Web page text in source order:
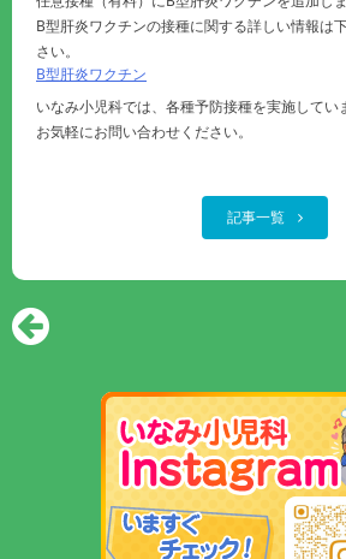
B型肝炎ワクチンの接種に関する詳しい情報は
さい。
B型肝炎ワクチン
いなみ小児科では、各種予防接種を実施してい
お気軽にお問い合わせください。
記事一覧